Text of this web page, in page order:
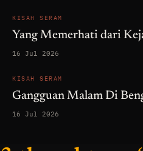
KISAH SERAM
Yang Memerhati dari
16 Jul 2026
KISAH SERAM
Gangguan Malam Di
16 Jul 2026